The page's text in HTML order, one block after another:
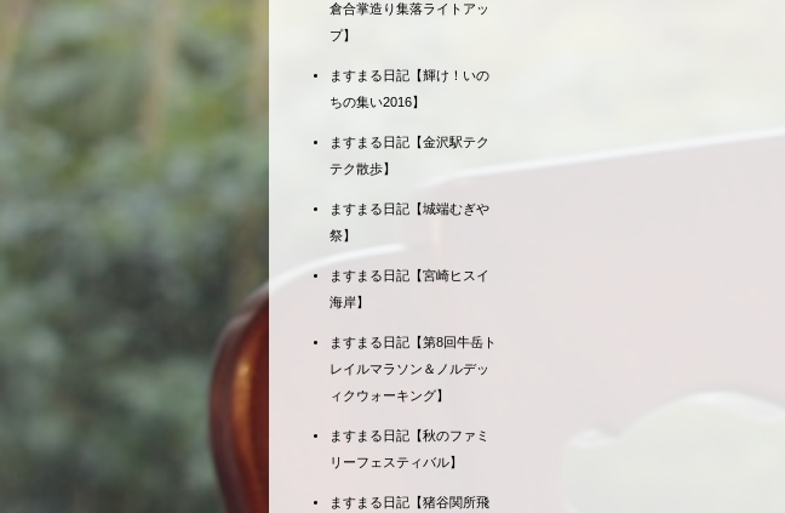
倉合掌造り集落ライトアッ
プ】
ますまる日記【輝け！いの
ちの集い2016】
ますまる日記【金沢駅テク
テク散歩】
ますまる日記【城端むぎや
祭】
ますまる日記【宮崎ヒスイ
海岸】
ますまる日記【第8回牛岳ト
レイルマラソン＆ノルデッ
ィクウォーキング】
ますまる日記【秋のファミ
リーフェスティバル】
ますまる日記【猪谷関所飛